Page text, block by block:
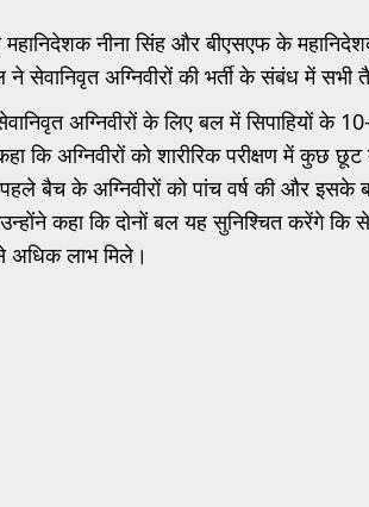
नीना सिंह और बीएसएफ के
ने सेवानिवृत अग्निवीरों की भर्ती के संबंध में सभी
अग्निवीरों के लिए बल में सिपाहियों के
कि अग्निवीरों को शारीरिक परीक्षण में कुछ
बैच के अग्निवीरों को पांच वर्ष की और इसके
कहा कि दोनों बल यह सुनिश्चित करेंगे कि
लाभ मिले।